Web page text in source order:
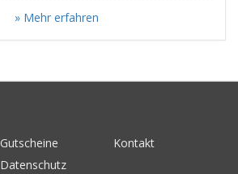
» Mehr erfahren
Gutscheine
Kontakt
Datenschutz